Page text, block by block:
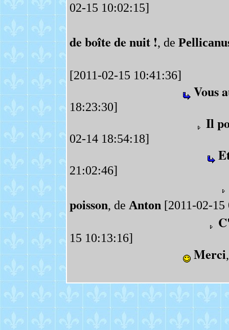
02-15 10:02:15]
de boîte de nuit !, de
[2011-02-15 10:41:36]
Vous
18:23:30]
Il
02-14 18:54:18]
21:02:46]
poisson, de Anton [2011-02-15
15 10:13:16]
Merci